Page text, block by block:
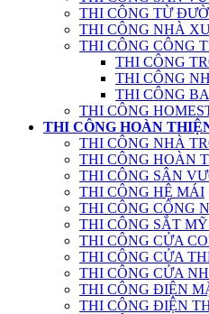
THI CÔNG TỪ
THI CÔNG NHÀ
THI CÔNG CÔNG
THI CÔNG
THI CÔNG
THI CÔNG
THI CÔNG
THI CÔNG HOÀN
THI CÔNG NHÀ
THI CÔNG HOÀN
THI CÔNG SÂN
THI CÔNG HỆ MÁI
THI CÔNG CỔNG
THI CÔNG SẮT
THI CÔNG CỬA
THI CÔNG CỬA
THI CÔNG CỬA
THI CÔNG ĐIỆN
THI CÔNG ĐIỆN